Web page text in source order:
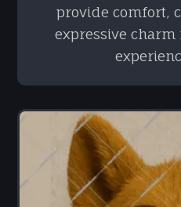
provide comfort,
expressive